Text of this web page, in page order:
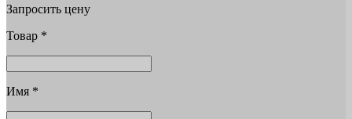
Запросить цену
Товар *
Имя *